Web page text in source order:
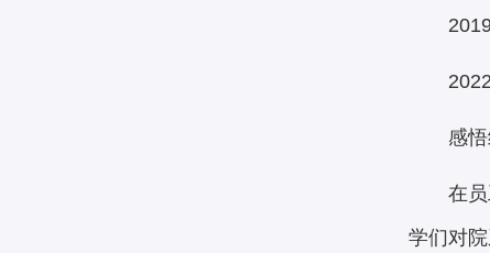
感悟
在
学们对